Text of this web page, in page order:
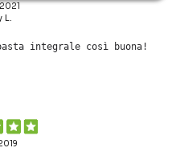
L.
integrale così buona!